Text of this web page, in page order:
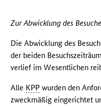
Zur Abwicklung des
Die Abwicklung des
der beiden
verlief im Wesentlichen
Alle KPP wurden den
zweckmäßig eingerichtet